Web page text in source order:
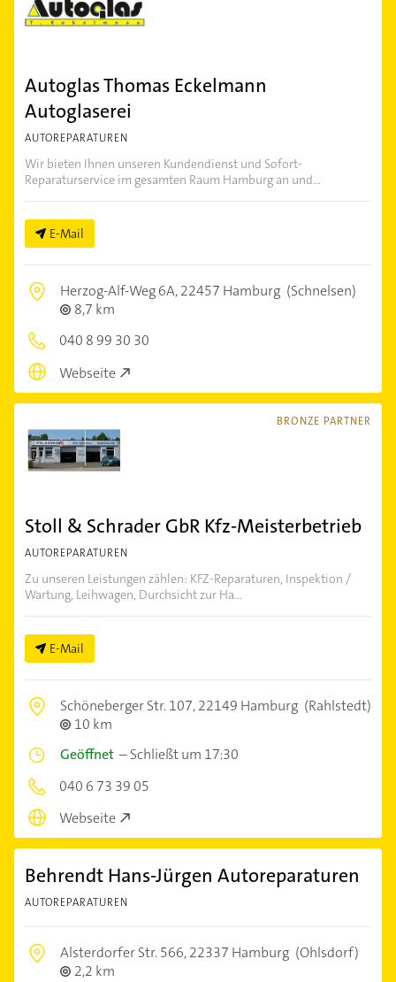
Autoglas Thomas Eckelmann
Autoglaserei
AUTOREPARATUREN
Wir bieten Ihnen unseren Kundendienst und Sofort-
Reparaturservice im gesamten Raum Hamburg an und...
E-Mail
Herzog-Alf-Weg 6A,22457 Hamburg (Schnelsen)
8,7 km
040 8 99 30 30
Webseite
BRONZE PARTNER
Stoll & Schrader GbR Kfz-Meisterbetrieb
AUTOREPARATUREN
Zu unseren Leistungen zählen: KFZ-Reparaturen, Inspektion /
Wartung, Leihwagen, Durchsicht zur Ha...
E-Mail
Schöneberger Str. 107,22149 Hamburg (Rahlstedt)
10 km
Geöffnet –Schließt um 17:30
040 6 73 39 05
Webseite
Behrendt Hans-Jürgen Autoreparaturen
AUTOREPARATUREN
Alsterdorfer Str. 566,22337 Hamburg (Ohlsdorf)
2,2 km